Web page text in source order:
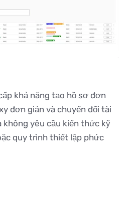
khả năng tạo hồ sơ đơn
đơn giản và chuyển đổi tài
không yêu cầu kiến thức kỹ
quy trình thiết lập phức